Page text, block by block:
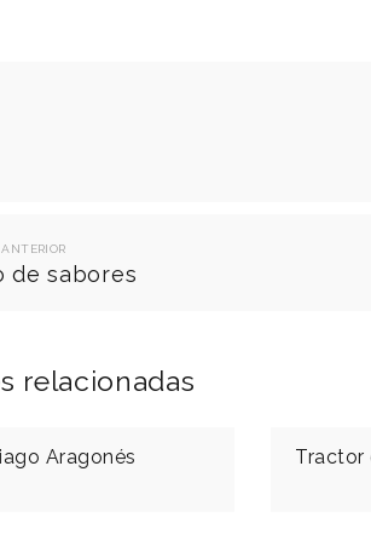
de sabores
relacionadas
Aragonés Tractor